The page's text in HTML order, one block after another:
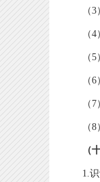
（3）
（4）
（5）
（6）
（7）
（8）
（十
1.识记